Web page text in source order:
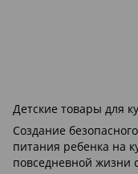
Детские товары для
Создание
питания ребенка на
повседневной жизни